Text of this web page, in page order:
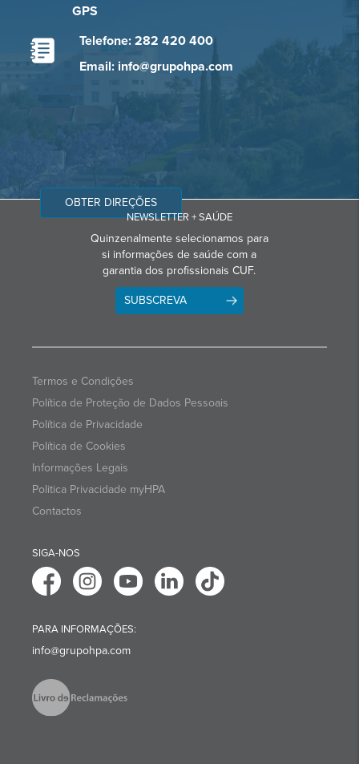
GPS
Telefone: 282 420 400
Email: info@grupohpa.com
OBTER DIREÇÕES
NEWSLETTER + SAÚDE
Quinzenalmente selecionamos para
si informações de saúde com a
garantia dos profissionais CUF.
SUBSCREVA
Termos e Condições
Política de Proteção de Dados Pessoais
Política de Privacidade
Política de Cookies
Informações Legais
Politica Privacidade myHPA
Contactos
SIGA-NOS
PARA INFORMAÇÕES:
info@grupohpa.com